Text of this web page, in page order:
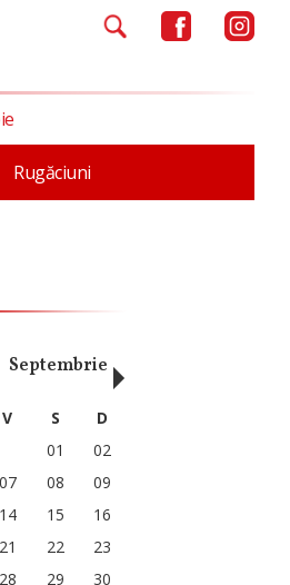
Rugăciuni
Septembrie Octombrie
V S
D
01
02
07 08
09
14 15
16
21 22
23
28 29
30